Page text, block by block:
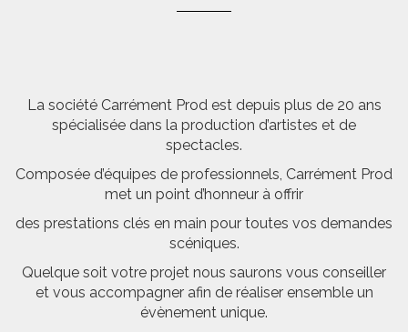
La société Carrément Prod est depuis plus de 20 ans
spécialisée dans la production d’artistes et de
spectacles.
Composée d’équipes de professionnels, Carrément Prod
met un point d’honneur à offrir
des prestations clés en main pour toutes vos demandes
scéniques.
Quelque soit votre projet nous saurons vous conseiller
et vous accompagner afin de réaliser ensemble un
évènement unique.